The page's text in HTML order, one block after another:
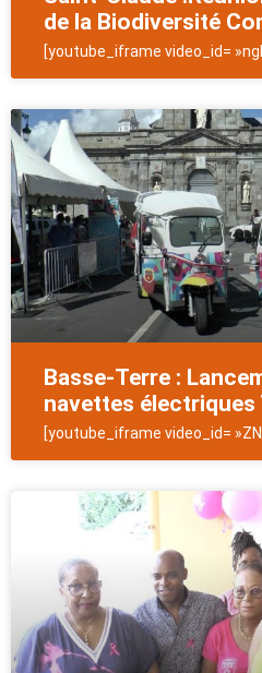
de la Biodiversité
[youtube_iframe video_id=
Basse-Terre :
navettes électriques
[youtube_iframe video_id=